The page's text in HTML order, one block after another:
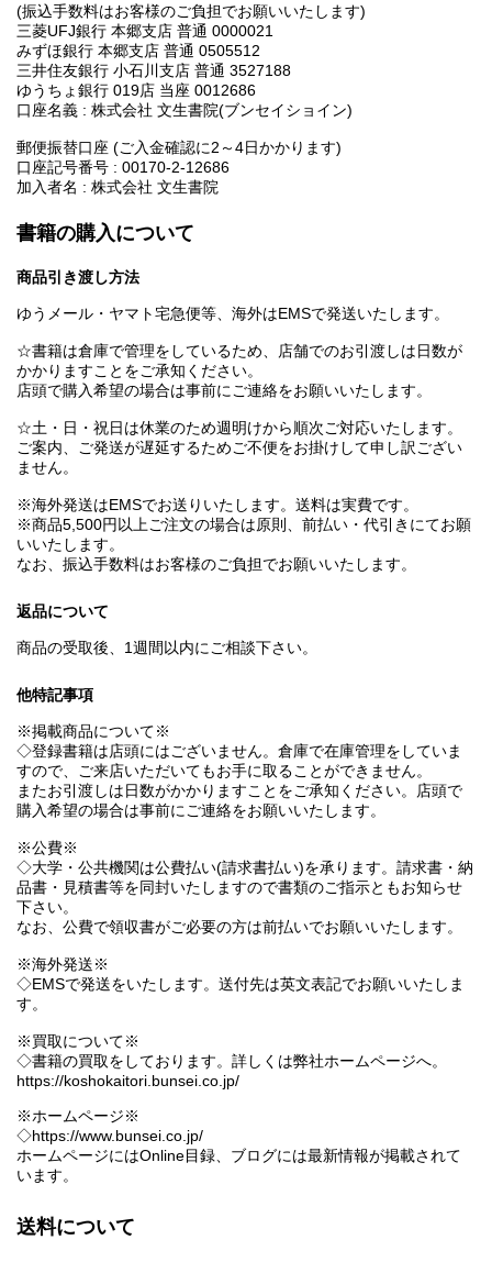
(振込手数料はお客様のご負担でお願いいたします)
三菱UFJ銀行 本郷支店 普通 0000021
みずほ銀行 本郷支店 普通 0505512
三井住友銀行 小石川支店 普通 3527188
ゆうちょ銀行 019店 当座 0012686
口座名義 : 株式会社 文生書院(ブンセイショイン)
郵便振替口座 (ご入金確認に2～4日かかります)
口座記号番号 : 00170-2-12686
加入者名 : 株式会社 文生書院
書籍の購入について
商品引き渡し方法
ゆうメール・ヤマト宅急便等、海外はEMSで発送いたします。
☆書籍は倉庫で管理をしているため、店舗でのお引渡しは日数が
かかりますことをご承知ください。
店頭で購入希望の場合は事前にご連絡をお願いいたします。
☆土・日・祝日は休業のため週明けから順次ご対応いたします。
ご案内、ご発送が遅延するためご不便をお掛けして申し訳ござい
ません。
※海外発送はEMSでお送りいたします。送料は実費です。
※商品5,500円以上ご注文の場合は原則、前払い・代引きにてお願
いいたします。
なお、振込手数料はお客様のご負担でお願いいたします。
返品について
商品の受取後、1週間以内にご相談下さい。
他特記事項
※掲載商品について※
◇登録書籍は店頭にはございません。倉庫で在庫管理をしていま
すので、ご来店いただいてもお手に取ることができません。
またお引渡しは日数がかかりますことをご承知ください。店頭で
購入希望の場合は事前にご連絡をお願いいたします。
※公費※
◇大学・公共機関は公費払い(請求書払い)を承ります。請求書・納
品書・見積書等を同封いたしますので書類のご指示ともお知らせ
下さい。
なお、公費で領収書がご必要の方は前払いでお願いいたします。
※海外発送※
◇EMSで発送をいたします。送付先は英文表記でお願いいたしま
す。
※買取について※
◇書籍の買取をしております。詳しくは弊社ホームページへ。
https://koshokaitori.bunsei.co.jp/
※ホームページ※
◇https://www.bunsei.co.jp/
ホームページにはOnline目録、ブログには最新情報が掲載されて
います。
送料について